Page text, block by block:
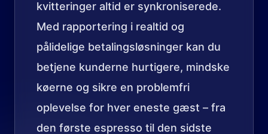
kvitteringer altid er synkroniserede.
Med rapportering i realtid og
pålidelige betalingsløsninger kan du
betjene kunderne hurtigere, mindske
køerne og sikre en problemfri
oplevelse for hver eneste gæst – fra
den første espresso til den sidste